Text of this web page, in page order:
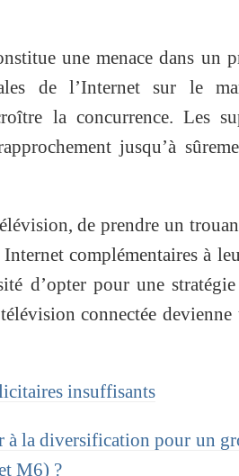
une menace dans un
de l’Internet sur le
la concurrence. Les
jusqu’à
de prendre un
complémentaires à
d’opter pour une
connectée
insuffisants
à la diversification pour un
M6) ?